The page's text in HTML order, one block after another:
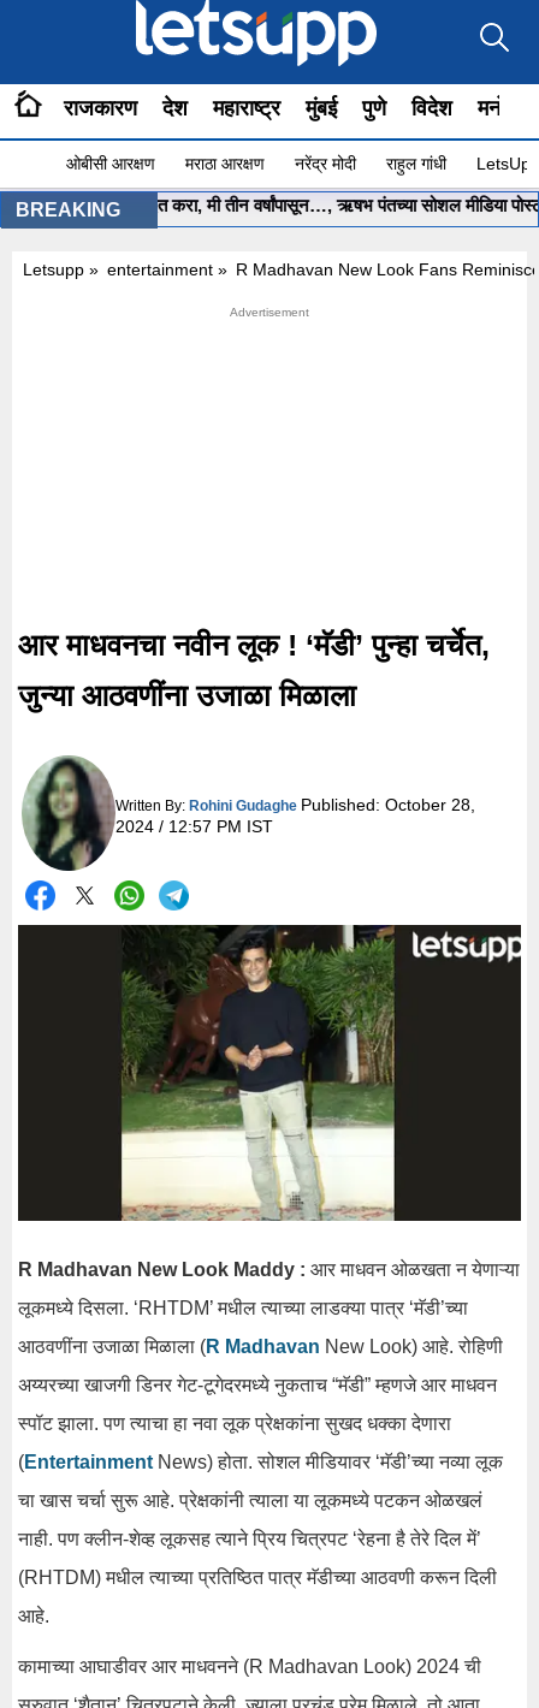
राजकारण देश महाराष्ट्र मुंबई पुणे विदेश
ओबीसी आरक्षण मराठा आरक्षण नरेंद्र मोदी राहुल गांधी
BREAKING
साहेब.. मला मदत करा, मी तीन वर्षांपासून…, ऋषभ पंतच्या सोशल मीडिया
Letsupp » entertainment » R Madhavan New Look Fans
आर माधवनचा नवीन लूक ! ‘मॅडी’ पुन्हा चर्चेत,
जुन्या आठवणींना उजाळा मिळाला
Written By: Rohini Gudaghe Published: October 28,
2024 / 12:57 PM IST
R Madhavan New Look Maddy : आर माधवन ओळखता न येणाऱ्या
लूकमध्ये दिसला. ‘RHTDM’ मधील त्याच्या लाडक्या पात्र ‘मॅडी’च्या
आठवणींना उजाळा मिळाला (R Madhavan New Look) आहे. रोहिणी
अय्यरच्या खाजगी डिनर गेट-टूगेदरमध्ये नुकताच “मॅडी” म्हणजे आर माधवन
स्पॉट झाला. पण त्याचा हा नवा लूक प्रेक्षकांना सुखद धक्का देणारा
(Entertainment News) होता. सोशल मीडियावर ‘मॅडी’च्या नव्या लूक
चा खास चर्चा सुरू आहे. प्रेक्षकांनी त्याला या लूकमध्ये पटकन ओळखलं
नाही. पण क्लीन-शेव्ह लूकसह त्याने प्रिय चित्रपट ‘रेहना है तेरे दिल में’
(RHTDM) मधील त्याच्या प्रतिष्ठित पात्र मॅडीच्या आठवणी करून दिली
आहे.
कामाच्या आघाडीवर आर माधवनने (R Madhavan Look) 2024 ची